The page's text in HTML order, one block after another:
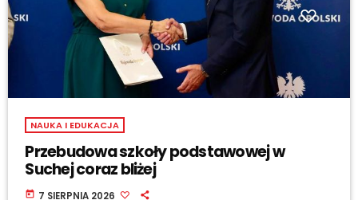
NAUKA I EDUKACJA
Przebudowa szkoły podstawowej w
Suchej coraz bliżej
today 7 SIERPNIA 2026